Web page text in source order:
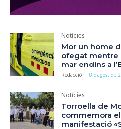
Notícies
Mor un home
ofegat mentre
mar endins a
Redacció - 8 d'agost de
Notícies
Torroella de
commemora
manifestació